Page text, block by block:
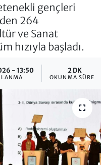
gençleri
264
ve Sanat
hızıyla başladı.
- 13:50 2 DK
OKUNMA SÜRESI